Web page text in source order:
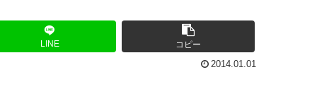
LINE
コピー
2014.01.01